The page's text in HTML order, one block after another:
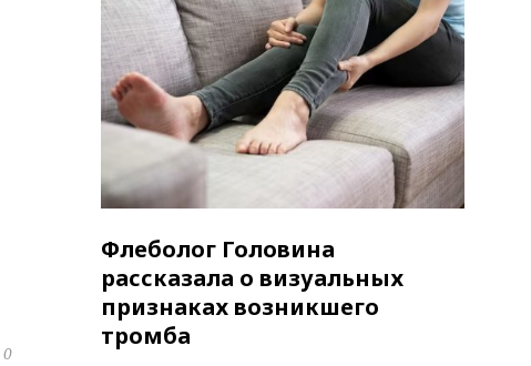
0
Флеболог Головина
рассказала о визуальных
признаках возникшего
тромба